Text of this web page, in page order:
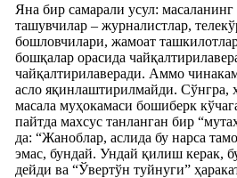
Яна бир самарали усул:
ташувчилар – журналистлар,
бошловчилари, жамоат
бошқалар орасида
чайқалтирилаверади. Аммо
асло яқинлаштирилмайди. Сўнгра,
масала муҳокамаси бошиберк
пайтда махсус танланган бир
да: “Жаноблар, аслида бу нарса
эмас, бундай. Ундай қилиш керак,
дейди ва “Ўвертўн туйнуги”